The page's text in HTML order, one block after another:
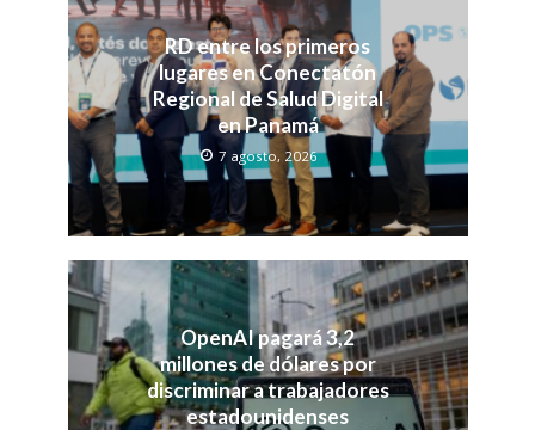
RD entre los primeros
lugares en Conectatón
Regional de Salud Digital
en Panamá
7 agosto, 2026
OpenAI pagará 3,2
millones de dólares por
discriminar a trabajadores
estadounidenses